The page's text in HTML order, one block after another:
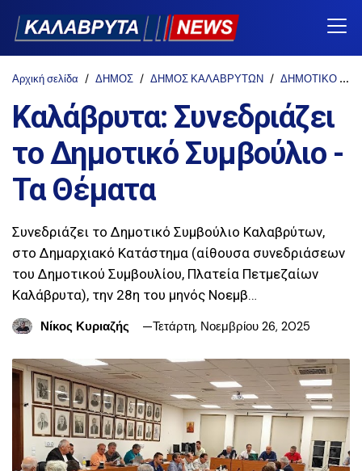
Αρχική σελίδα ΔΗΜΟΣ ΔΗΜΟΣ ΚΑΛΑΒΡΥΤΩΝ ΔΗΜΟΤΙΚΟ ΣΥΜΒΟΥΛΙΟ
Καλάβρυτα: Συνεδριάζει
το Δημοτικό Συμβούλιο -
Τα Θέματα
Συνεδριάζει το Δημοτικό Συμβούλιο Καλαβρύτων,
στο Δημαρχιακό Κατάστημα (αίθουσα συνεδριάσεων
του Δημοτικού Συμβουλίου, Πλατεία Πετμεζαίων
Καλάβρυτα), την 28η του μηνός Νοεμβ…
Νίκος Κυριαζής
Τετάρτη, Νοεμβρίου 26, 2025